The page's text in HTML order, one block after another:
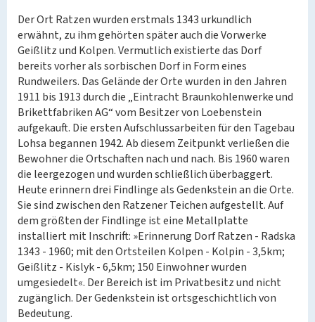
Der Ort Ratzen wurden erstmals 1343 urkundlich
erwähnt, zu ihm gehörten später auch die Vorwerke
Geißlitz und Kolpen. Vermutlich existierte das Dorf
bereits vorher als sorbischen Dorf in Form eines
Rundweilers. Das Gelände der Orte wurden in den Jahren
1911 bis 1913 durch die „Eintracht Braunkohlenwerke und
Brikettfabriken AG“ vom Besitzer von Loebenstein
aufgekauft. Die ersten Aufschlussarbeiten für den Tagebau
Lohsa begannen 1942. Ab diesem Zeitpunkt verließen die
Bewohner die Ortschaften nach und nach. Bis 1960 waren
die leergezogen und wurden schließlich überbaggert.
Heute erinnern drei Findlinge als Gedenkstein an die Orte.
Sie sind zwischen den Ratzener Teichen aufgestellt. Auf
dem größten der Findlinge ist eine Metallplatte
installiert mit Inschrift: »Erinnerung Dorf Ratzen - Radska
1343 - 1960; mit den Ortsteilen Kolpen - Kolpin - 3,5km;
Geißlitz - Kislyk - 6,5km; 150 Einwohner wurden
umgesiedelt«. Der Bereich ist im Privatbesitz und nicht
zugänglich. Der Gedenkstein ist ortsgeschichtlich von
Bedeutung.